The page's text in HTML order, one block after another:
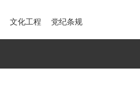
文化工程 党纪条规